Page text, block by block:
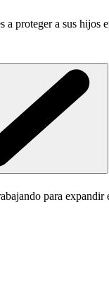
proteger a sus
para